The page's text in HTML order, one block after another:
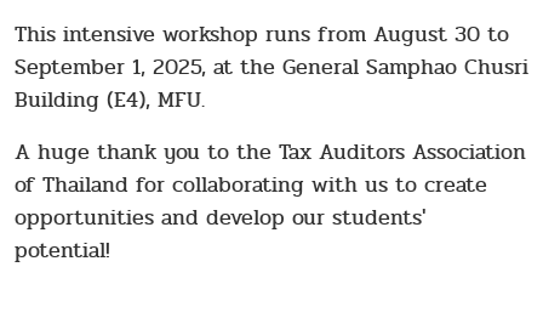
This intensive workshop runs from August 30 to
September 1, 2025, at the General Samphao Chusri
Building (E4), MFU.
A huge thank you to the Tax Auditors Association
of Thailand for collaborating with us to create
opportunities and develop our students'
potential!